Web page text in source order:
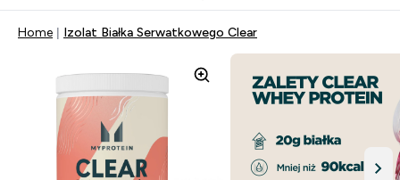
Home Izolat Białka Serwatkowego Clear